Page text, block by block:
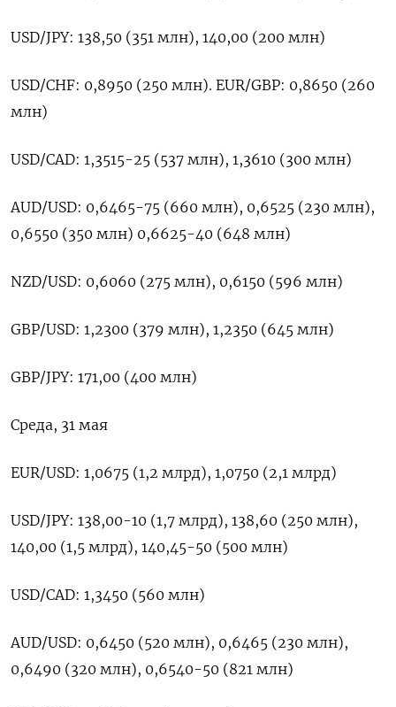
USD/JPY: 138,50 (351 млн), 140,00 (200 млн)
USD/CHF: 0,8950 (250 млн). EUR/GBP: 0,8650 (260
млн)
USD/CAD: 1,3515-25 (537 млн), 1,3610 (300 млн)
AUD/USD: 0,6465-75 (660 млн), 0,6525 (230 млн),
0,6550 (350 млн) 0,6625-40 (648 млн)
NZD/USD: 0,6060 (275 млн), 0,6150 (596 млн)
GBP/USD: 1,2300 (379 млн), 1,2350 (645 млн)
GBP/JPY: 171,00 (400 млн)
Среда, 31 мая
EUR/USD: 1,0675 (1,2 млрд), 1,0750 (2,1 млрд)
USD/JPY: 138,00-10 (1,7 млрд), 138,60 (250 млн),
140,00 (1,5 млрд), 140,45-50 (500 млн)
USD/CAD: 1,3450 (560 млн)
AUD/USD: 0,6450 (520 млн), 0,6465 (230 млн),
0,6490 (320 млн), 0,6540-50 (821 млн)